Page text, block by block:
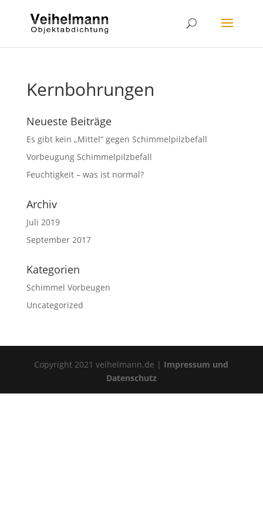
Kernbohrungen
Neueste Beiträge
Es gibt kein „Mittel“ gegen Schimmelpilzbefall
Vorbeugung Schimmelpilzbefall
Feuchtigkeit – was ist normal?
Archiv
Juli 2019
September 2017
Kategorien
Schimmel Vorbeugen
Uncategorized
Copyright 2021 veihelmann.de | Impressum und
Datenschutz